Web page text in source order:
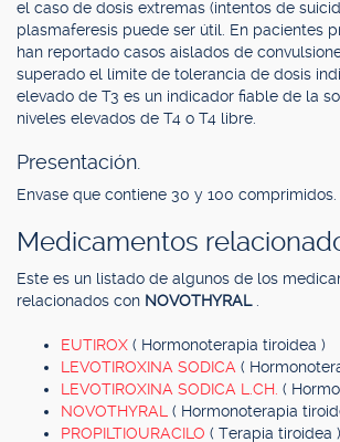
el caso de dosis extremas (intentos de
plasmaferesis puede ser útil. En pacientes
han reportado casos aislados de
superado el límite de tolerancia de dosis
elevado de T3 es un indicador fiable de la
niveles elevados de T4 o T4 libre.
Presentación.
Envase que contiene 30 y 100 comprimidos.
Medicamentos
Este es un listado de algunos de los
relacionados con NOVOTHYRAL
EUTIROX ( Hormonoterapia tiroidea )
LEVOTIROXINA SODICA (
LEVOTIROXINA SODICA L.CH. (
NOVOTHYRAL ( Hormonoterapia
PROPILTIOURACILO ( Terapia tiroidea )